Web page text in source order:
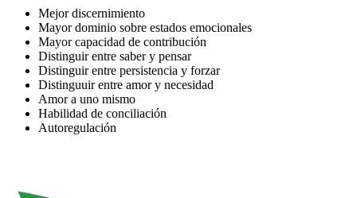
Mejor discernimiento
Mayor dominio sobre estados emocionales
Mayor capacidad de contribución
Distinguir entre saber y pensar
Distinguir entre persistencia y forzar
Distinguuir entre amor y necesidad
Amor a uno mismo
Habilidad de conciliación
Autoregulación